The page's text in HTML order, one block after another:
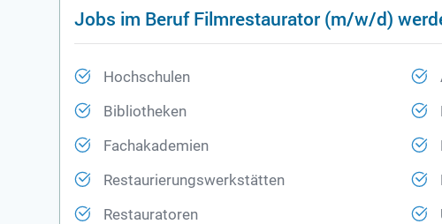
Jobs im Beruf Filmrestaurator (m/w/d)
Hochschulen
Bibliotheken
Fachakademien
Restaurierungswerkstätten
Restauratoren